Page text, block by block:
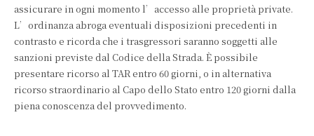
assicurare in ogni momento l’accesso alle proprietà private.
L’ordinanza abroga eventuali disposizioni precedenti in
contrasto e ricorda che i trasgressori saranno soggetti alle
sanzioni previste dal Codice della Strada. È possibile
presentare ricorso al TAR entro 60 giorni, o in alternativa
ricorso straordinario al Capo dello Stato entro 120 giorni dalla
piena conoscenza del provvedimento.